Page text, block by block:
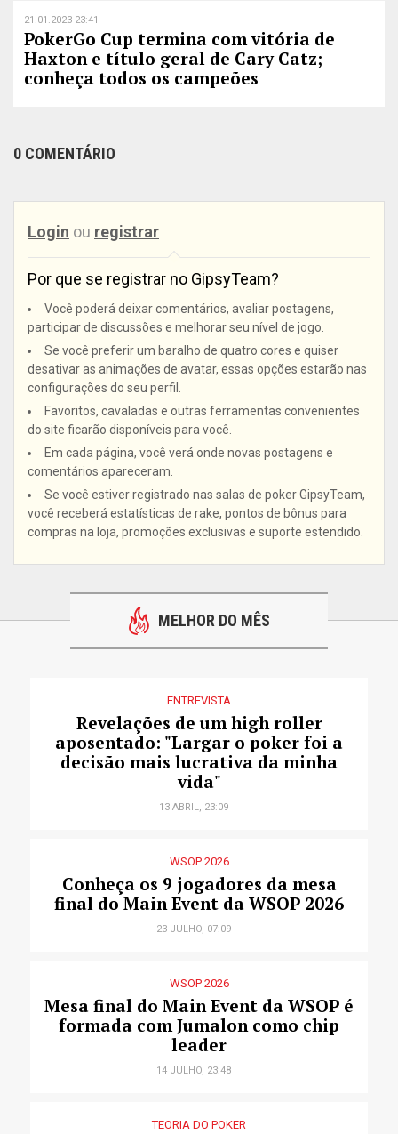
21.01.2023 23:41
PokerGo Cup termina com vitória de
Haxton e título geral de Cary Catz;
conheça todos os campeões
0 COMENTÁRIO
Login ou registrar
Por que se registrar no GipsyTeam?
Você poderá deixar comentários, avaliar postagens,
participar de discussões e melhorar seu nível de jogo.
Se você preferir um baralho de quatro cores e quiser
desativar as animações de avatar, essas opções estarão nas
configurações do seu perfil.
Favoritos, cavaladas e outras ferramentas convenientes
do site ficarão disponíveis para você.
Em cada página, você verá onde novas postagens e
comentários apareceram.
Se você estiver registrado nas salas de poker GipsyTeam,
você receberá estatísticas de rake, pontos de bônus para
compras na loja, promoções exclusivas e suporte estendido.
MELHOR DO MÊS
ENTREVISTA
Revelações de um high roller
aposentado: "Largar o poker foi a
decisão mais lucrativa da minha
vida"
13 ABRIL, 23:09
WSOP 2026
Conheça os 9 jogadores da mesa
final do Main Event da WSOP 2026
23 JULHO, 07:09
WSOP 2026
Mesa final do Main Event da WSOP é
formada com Jumalon como chip
leader
14 JULHO, 23:48
TEORIA DO POKER